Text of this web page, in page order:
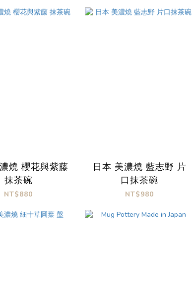
燒 櫻花與紫藤
抹茶碗
NT$880
日本 美濃燒 藍志野 片
口抹茶碗
NT$980